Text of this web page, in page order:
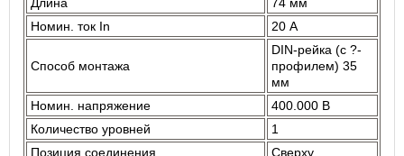
Номин. ток In
20 А
Способ монтажа
DIN-рейка (с ?-
профилем) 35
мм
Номин. напряжение
400.000 В
Количество уровней
1
Позиция соединения
Сверху